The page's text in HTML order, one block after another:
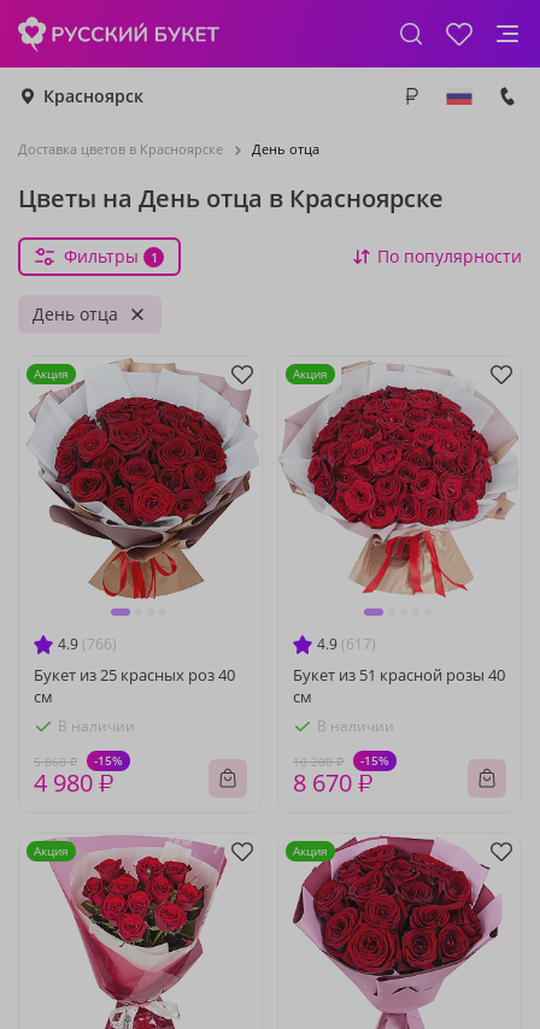
Красноярск
Доставка цветов в Красноярске День отца
Цветы на День отца в Красноярске
Фильтры 1 По популярности
День отца
4.9 (766)
Букет из 25 красных роз 40
см
В наличии
5 860 ₽ -15%
4 980 ₽
Акция
4.9 (617)
Букет из 51 красной розы 40
см
В наличии
10 200 ₽ -15%
8 670 ₽
Акция
Акция Акция